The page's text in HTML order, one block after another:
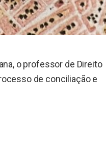
o professor de Direito
de conciliação e